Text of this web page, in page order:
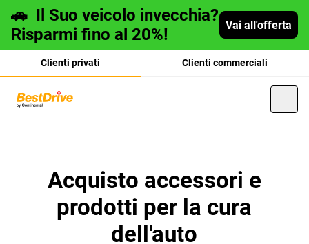
🚗 Il Suo veicolo invecchia?
Risparmi fino al 20%!
Vai all'offerta
Clienti privati Clienti commerciali
Acquisto accessori e
prodotti per la cura
dell'auto